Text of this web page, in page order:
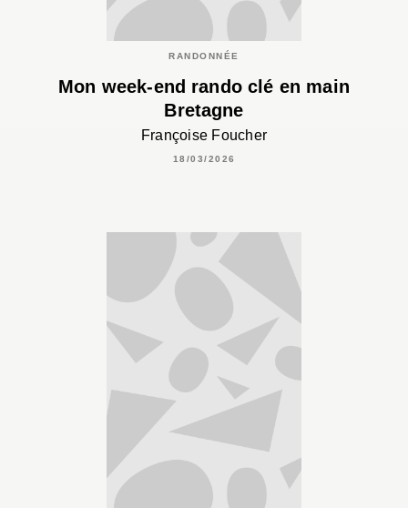
RANDONNÉE
Mon week-end rando clé en main
Bretagne
Françoise Foucher
18/03/2026